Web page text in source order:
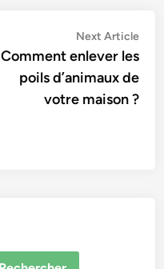
Next Article
Comment enlever les
poils d’animaux de
votre maison ?